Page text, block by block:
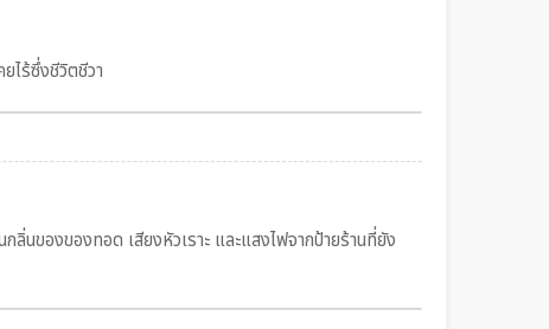
ไร้ซึ่งชีวิตชีวา
นของของทอด เสียงหัวเราะ และแสงไฟจากป้ายร้านที่ยัง